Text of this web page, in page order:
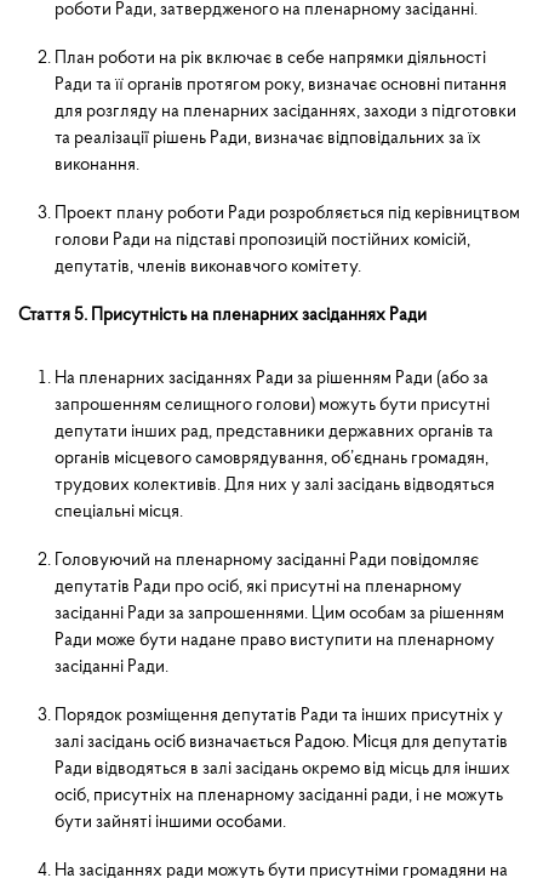
роботи Ради, затвердженого на пленарному засіданні.
План роботи на рік включає в себе напрямки діяльності
Ради та її органів протягом року, визначає ос­новні питання
для розгляду на пленарних засіданнях, заходи з підготовки
та реалізації рішень Ради, визначає відповідальних за їх
виконання.
Проект плану роботи Ради розробляється під керівництвом
голови Ради на підставі пропозицій постійних комісій,
депутатів, членів виконавчого комітету.
Стаття 5. Присутність на пленарних засіданнях Ради
На пленарних засіданнях Ради за рішенням Ради (або за
запрошенням селищного голови) можуть бути присутні
депутати інших рад, представники державних органів та
органів місцевого самовря­дування, об’єднань громадян,
трудових колективів. Для них у залі засідань відводяться
спеціальні місця.
Головуючий на пленарному засіданні Ради повідомляє
депутатів Ради про осіб, які присутні на пленар­ному
засіданні Ради за запрошеннями. Цим особам за рішенням
Ради може бути надане право виступити на пленарному
засіданні Ради.
Порядок розміщення депутатів Ради та інших присутніх у
залі засідань осіб визначається Радою. Місця для депутатів
Ради відводяться в залі засідань окремо від місць для інших
осіб, присутніх на пленарному засі­данні ради, і не можуть
бути зайняті іншими особами.
На засіданнях ради можуть бути присутніми громадяни на